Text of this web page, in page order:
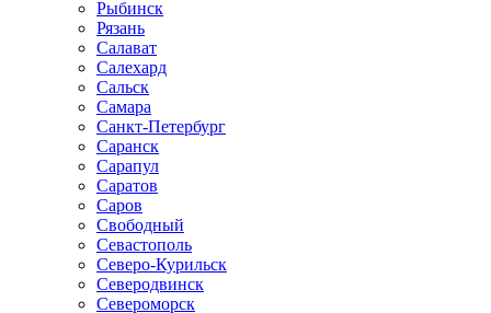
Рыбинск
Рязань
Салават
Салехард
Сальск
Самара
Санкт-Петербург
Саранск
Сарапул
Саратов
Саров
Свободный
Севастополь
Северо-Курильск
Северодвинск
Североморск